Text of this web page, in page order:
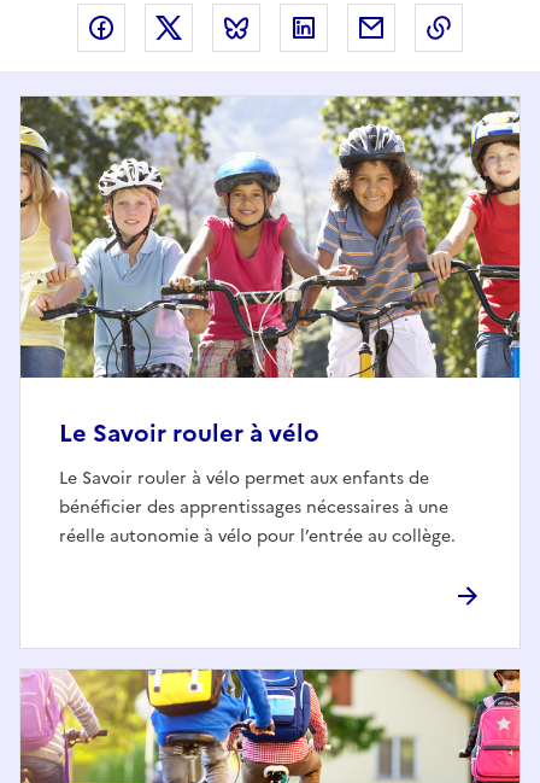
Partager via Facebook
Partager via XPartager via Bluesky
Partager via LinkedIn
Partager par
Le Savoir rouler à vélo
Le Savoir rouler à vélo permet aux enfants de
bénéficier des apprentissages nécessaires à une
réelle autonomie à vélo pour l’entrée au collège.